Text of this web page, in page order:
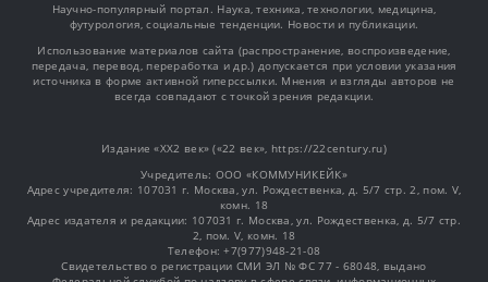
Научно-популярный портал. Наука, техника, технологии, медицина,
футурология, социальные тенденции. Новости и публикации.
Использование материалов сайта (распространение, воспроизведение,
передача, перевод, переработка и др.) допускается при условии указания
источника в форме активной гиперссылки. Мнения и взгляды авторов не
всегда совпадают с точкой зрения редакции.
Издание «XX2 век» («22 век», https://22century.ru)
Учредитель: OOO «КОММУНИКЕЙК»
Адрес учредителя: 107031 г. Москва, ул. Рождественка, д. 5/7 стр. 2, пом. V,
комн. 18
Адрес издателя и редакции: 107031 г. Москва, ул. Рождественка, д. 5/7 стр.
2, пом. V, комн. 18
Телефон: +7(977)948-21-08
Свидетельство о регистрации СМИ ЭЛ № ФС 77 - 68048, выдано